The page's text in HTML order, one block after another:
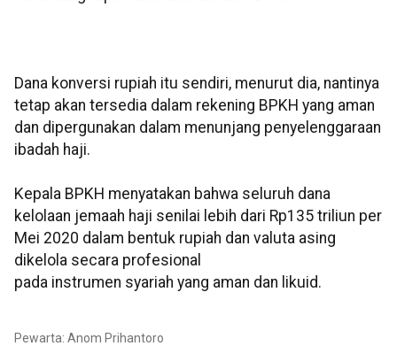
Dana konversi rupiah itu sendiri, menurut dia, nantinya
tetap akan tersedia dalam rekening BPKH yang aman
dan dipergunakan dalam menunjang penyelenggaraan
ibadah haji.
Kepala BPKH menyatakan bahwa seluruh dana
kelolaan jemaah haji senilai lebih dari Rp135 triliun per
Mei 2020 dalam bentuk rupiah dan valuta asing
dikelola secara profesional
pada instrumen syariah yang aman dan likuid.
Pewarta: Anom Prihantoro